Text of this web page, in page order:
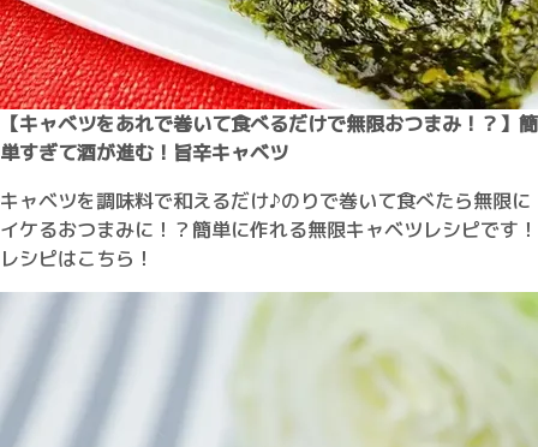
【キャベツをあれで巻いて食べるだけで無限おつまみ！？】簡
単すぎて酒が進む！旨辛キャベツ
キャベツを調味料で和えるだけ♪のりで巻いて食べたら無限に
イケるおつまみに！？簡単に作れる無限キャベツレシピです！
レシピはこちら！